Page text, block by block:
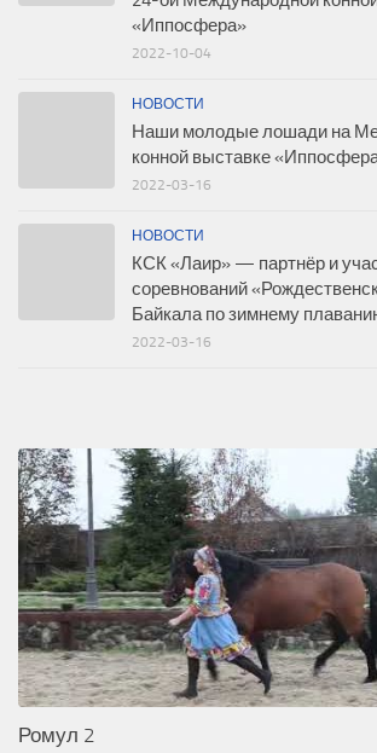
«Иппосфера»
2022-10-04
НОВОСТИ
Наши молодые лошади на
конной выставке
2022-03-16
НОВОСТИ
КСК «Лаир» — партнёр и
соревнований
Байкала по зимнему
2022-03-16
Ромул 2